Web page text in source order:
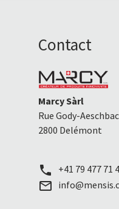
Contact
Marcy Sàrl
Rue Gody-
2800 Delémont
call +41 79 477 71
mail_outline